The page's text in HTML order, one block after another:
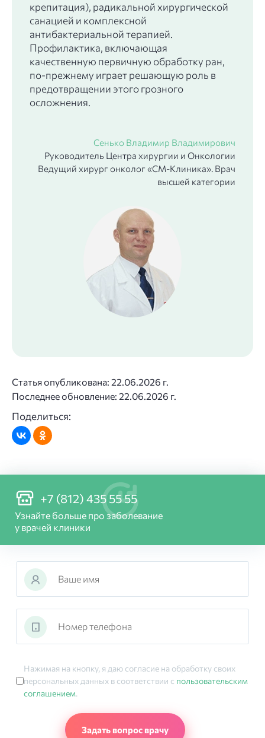
крепитация), радикальной хирургической
санацией и комплексной
антибактериальной терапией.
Профилактика, включающая
качественную первичную обработку ран,
по-прежнему играет решающую роль в
предотвращении этого грозного
осложнения.
Сенько Владимир Владимирович
Руководитель Центра хирургии и Онкологии
Ведущий хирург онколог «СМ-Клиника». Врач
высшей категории
Статья опубликована: 22.06.2026 г.
Последнее обновление: 22.06.2026 г.
Поделиться:
+7 (812) 435 55 55
Узнайте больше про заболевание
у врачей клиники
Нажимая на кнопку, я даю согласие на обработку своих
персональных данных в соответствии с пользовательским
соглашением.